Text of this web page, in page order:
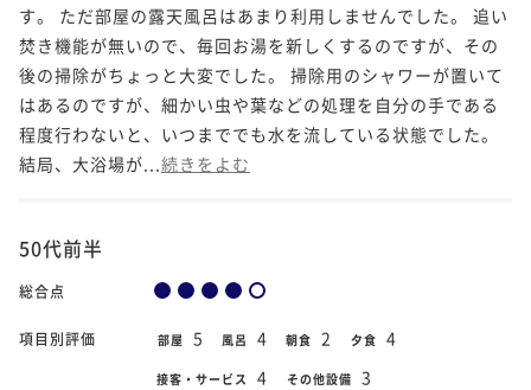
す。 ただ部屋の露天風呂はあまり利用しませんでした。 追い
焚き機能が無いので、毎回お湯を新しくするのですが、その
後の掃除がちょっと大変でした。 掃除用のシャワーが置いて
はあるのですが、細かい虫や葉などの処理を自分の手である
程度行わないと、いつまででも水を流している状態でした。
結局、大浴場が... 続きをよむ
50代前半
総合点
項目別評価 部屋 5 風呂 4 朝食 2 夕食 4
接客・サービス 4 その他設備 3